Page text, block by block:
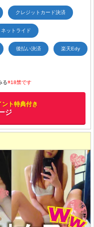
クレジットカード決済
ネットライド
後払い決済 楽天Edy
る※18禁です
ト特典付き
ジ